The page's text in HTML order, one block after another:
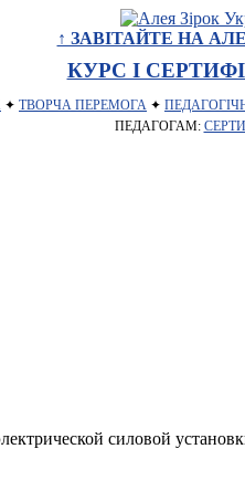
↑ ЗАВІТАЙТЕ НА
КУРС І
✦ ТВОРЧА ПЕРЕМОГА ✦
ПЕДАГОГАМ:
силовой